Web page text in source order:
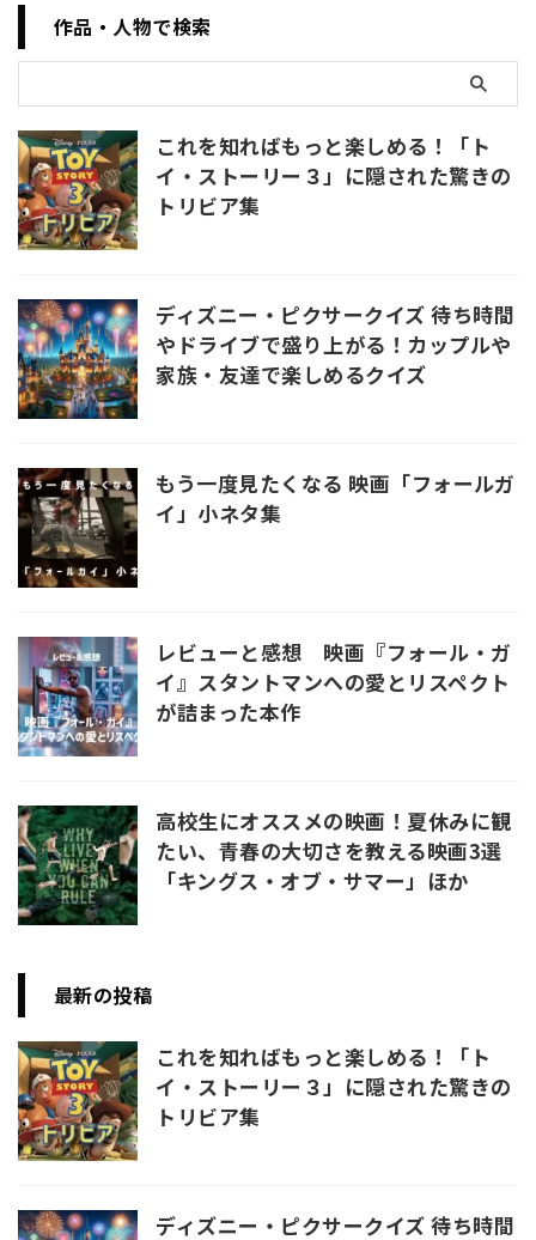
作品・人物で検索
これを知ればもっと楽しめる！「ト
イ・ストーリー３」に隠された驚きの
トリビア集
ディズニー・ピクサークイズ 待ち時間
やドライブで盛り上がる！カップルや
家族・友達で楽しめるクイズ
もう一度見たくなる 映画「フォールガ
イ」小ネタ集
レビューと感想 映画『フォール・ガ
イ』スタントマンへの愛とリスペクト
が詰まった本作
高校生にオススメの映画！夏休みに観
たい、青春の大切さを教える映画3選
「キングス・オブ・サマー」ほか
最新の投稿
これを知ればもっと楽しめる！「ト
イ・ストーリー３」に隠された驚きの
トリビア集
ディズニー・ピクサークイズ 待ち時間